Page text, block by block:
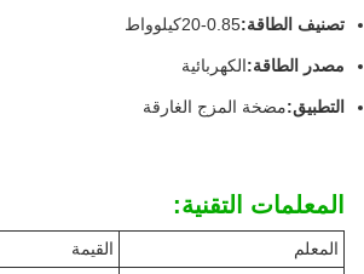
تصنيف الطاقة:0.85-20كيلوواط
مصدر الطاقة:الكهربائية
التطبيق:مضخة المزج الغارقة
المعلمات التقنية:
المعلم
القيمة